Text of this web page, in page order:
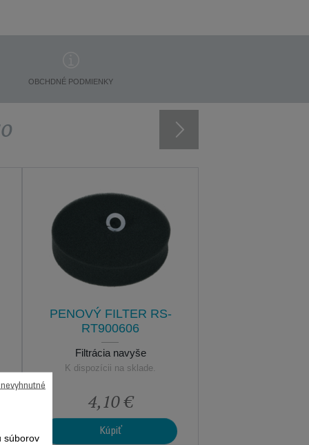
OBCHDNÉ PODMIENKY
PENOVÝ FILTER RS-
RT900606
Filtrácia navyše
K dispozícii na sklade.
4,10 €
Kúpiť
súborov